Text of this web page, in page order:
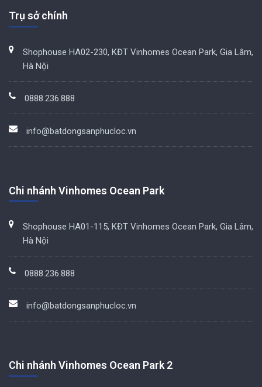
Trụ sở chính
Shophouse HA02-230, KĐT Vinhomes Ocean Park, Gia Lâm,
Hà Nội
0888.236.888
info@batdongsanphucloc.vn
Chi nhánh Vinhomes Ocean Park
Shophouse HA01-115, KĐT Vinhomes Ocean Park, Gia Lâm,
Hà Nội
0888.236.888
info@batdongsanphucloc.vn
Chi nhánh Vinhomes Ocean Park 2